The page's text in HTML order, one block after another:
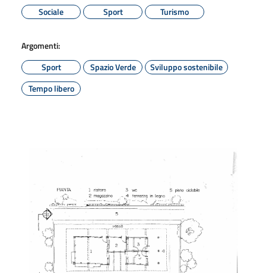
Sociale
Sport Turismo
Argomenti:
Sport
Spazio Verde
Sviluppo sostenibile
Tempo libero